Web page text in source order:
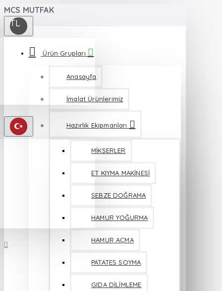
MCS MUTFAK
TL
Ürün Grupları
Anasayfa
İmalat Ürünlerimiz
Hazırlık Ekipmanları
MİKSERLER
ET KIYMA MAKİNESİ
SEBZE DOĞRAMA
HAMUR YOĞURMA
HAMUR AÇMA
PATATES SOYMA
GIDA DİLİMLEME